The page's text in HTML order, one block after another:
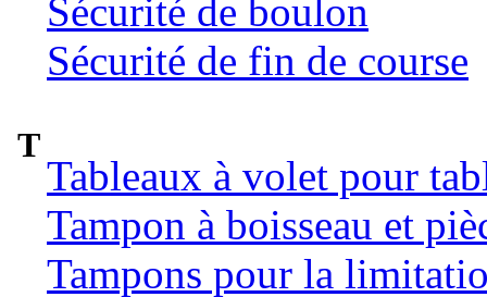
Sécurité de boulon
Sécurité de fin de course
T
Tableaux à volet pour
Tampon à boisseau et
Tampons pour la